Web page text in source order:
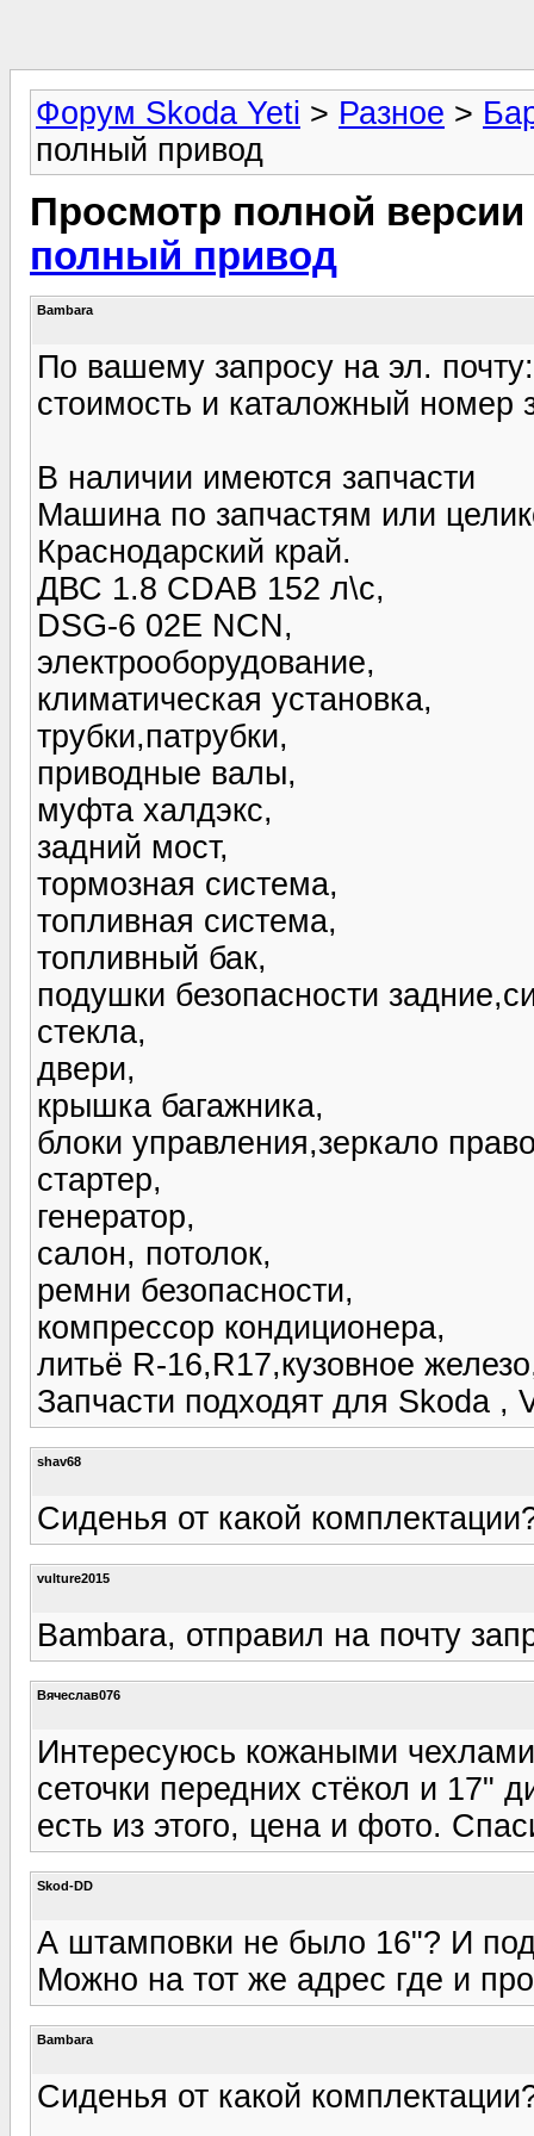
Форум Skoda Yeti > Разное >
полный привод
Просмотр полной
полный привод
Bambara
По вашему запросу на эл.
стоимость и каталожный номер
В наличии имеются запчасти
Машина по запчастям или
Краснодарский край.
ДВС 1.8 CDAB 152 л\с,
DSG-6 02E NCN,
электрооборудование,
климатическая установка,
трубки,патрубки,
приводные валы,
муфта халдэкс,
задний мост,
тормозная система,
топливная система,
топливный бак,
подушки безопасности
стекла,
двери,
крышка багажника,
блоки управления,зеркало
стартер,
генератор,
салон, потолок,
ремни безопасности,
компрессор кондиционера,
литьё R-16,R17,кузовное
Запчасти подходят для Skoda ,
shav68
Сиденья от какой
vulture2015
Bambara, отправил на почту
Вячеслав076
Интересуюсь кожаными
сеточки передних стёкол и 17"
есть из этого, цена и фото.
Skod-DD
А штамповки не было 16"? И
Можно на тот же адрес где и
Bambara
Сиденья от какой